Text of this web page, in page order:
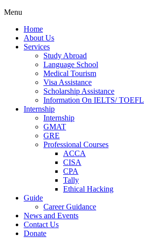
Menu
Home
About Us
Services
Study Abroad
Language School
Medical Tourism
Visa Assistance
Scholarship Assistance
Information On IELTS/ TOEFL
Internship
Internship
GMAT
GRE
Professional Courses
ACCA
CISA
CPA
Tally
Ethical Hacking
Guide
Career Guidance
News and Events
Contact Us
Donate